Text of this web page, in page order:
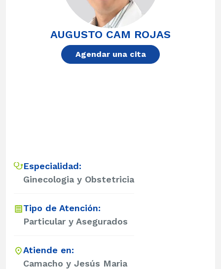
AUGUSTO CAM ROJAS
Agendar una cita
Especialidad:
Ginecologia y Obstetricia
Tipo de Atención:
Particular y Asegurados
Atiende en:
Camacho y Jesús Maria